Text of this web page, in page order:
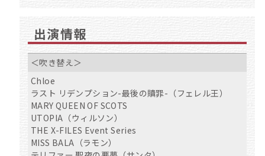
出演情報
＜吹き替え＞
Chloe
ラスト リデンプション-最後の贖罪-（フェレル王）
MARY QUEEN OF SCOTS
UTOPIA（ウィルソン）
THE X-FILES Event Series
MISS BALA（ラモン）